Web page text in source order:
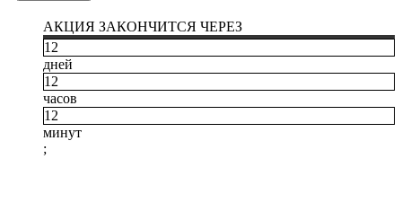
Измайлово
Измайловский
Империя
Инвест-К
Инженер
Интеграл
АКЦИЯ ЗАКОНЧИТСЯ ЧЕРЕЗ
12
дней
12
часов
12
минут
;